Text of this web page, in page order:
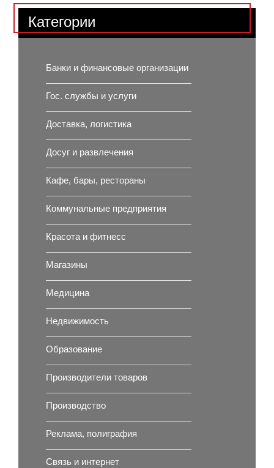
Категории
Банки и финансовые организации
Гос. службы и услуги
Доставка, логистика
Досуг и развлечения
Кафе, бары, рестораны
Коммунальные предприятия
Красота и фитнесс
Магазины
Медицина
Недвижимость
Образование
Производители товаров
Производство
Реклама, полиграфия
Связь и интернет